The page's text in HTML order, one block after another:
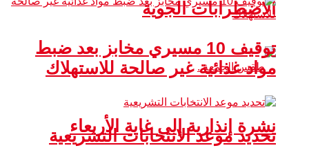
الاضطرابات الجوية
نشرة إنذارية إلى غاية الأربعاء
توقيف 10 مسيري مخابز بعد ضبط
مواد غذائية غير صالحة للاستهلاك
تحديد موعد الانتخابات التشريعية